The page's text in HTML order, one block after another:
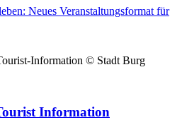
Neues Veranstaltungsformat für
Information © Stadt Burg
Information